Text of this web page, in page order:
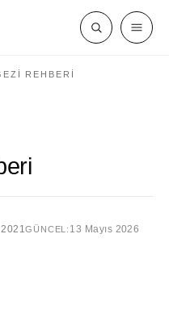
REHBERI
GÜNCEL: 13 Mayıs 2026